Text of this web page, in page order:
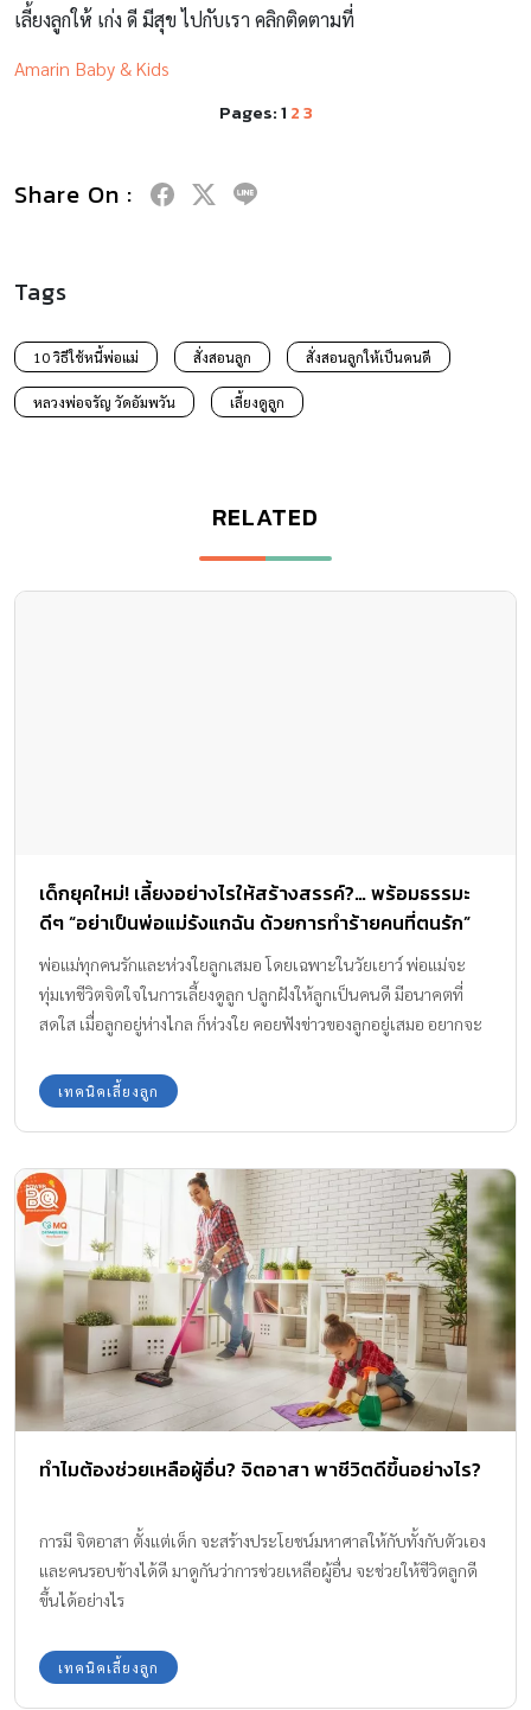
เลี้ยงลูกให้ เก่ง ดี มีสุข ไปกับเรา คลิกติดตามที่
Amarin Baby & Kids
Pages:1 23
Share On :
Tags
10 วิธีใช้หนี้พ่อแม่ สั่งสอนลูก สั่งสอนลูกให้เป็นคนดี
หลวงพ่อจรัญ วัดอัมพวัน เลี้ยงดูลูก
RELATED
เด็กยุคใหม่! เลี้ยงอย่างไรให้สร้างสรรค์?… พร้อมธรรมะ
ดีๆ “อย่าเป็นพ่อแม่รังแกฉัน ด้วยการทำร้ายคนที่ตนรัก”
จากพระอาจารย์ชาญชัย อธิปญฺโญ
พ่อแม่ทุกคนรักและห่วงใยลูกเสมอ โดยเฉพาะในวัยเยาว์ พ่อแม่จะ
ทุ่มเทชีวิตจิตใจในการเลี้ยงดูลูก ปลูกฝังให้ลูกเป็นคนดี มีอนาคตที่
สดใส เมื่อลูกอยู่ห่างไกล ก็ห่วงใย คอยฟังข่าวของลูกอยู่เสมอ อยากจะ
ของลูก เพราะนั่นทำให้พ่อแม่มีความทุกข์ใจไปด้วย พ่อแม่บางคนชอบ
ดุและเข้มงวดกวดขันกับลูก เพราะอยากให้ลูกได้ดี และคิดว่า หากชม
คนอื่นฟัง ทั้ง ๆ ที่เขาไม่อยากฟัง คนที่อยากฟังคือลูก แต่ไม่พูดให้ฟัง ซึ่ง
เป็นวิธีการที่ผิด ทำให้ลูกน้อยใจ คิดว่าทำดีแทบตายพ่อแม่ไม่เห็นความ
ดีของตนเลย พอทำผิดหน่อยเดียวกลับถูกดุด่าอยู่เป็นประจำ หรือไม่ก็
มีแต่คนชมพี่ ชมน้อง ชมคนอื่น ไม่เห็นมีใครชมตนเลย สิ่งนี้เป็นเงื่อน
ปมในจิตใจของลูก ทำให้ลูกรู้สึกว่าตนต่ำต้อยด้อยกว่าคนอื่น เป็นคน
ไม่มีคุณค่า ไม่มีใครต้องการ ลูกบางคนที่มีพื้นฐานจิตเป็นอกุศล ประชด
พ่อแม่ด้วยการใช้ชีวิตของตนไปในทางที่ผิด บางคนถึงกับเสียคน เสีย
อนาคตไปเลย เรื่องที่เกิดขึ้นน่าจะเป็นอุทาหรณ์สำหรับพ่อแม่และลูก
ทุกคน โดยเฉพาะพ่อแม่ซึ่งมีวุฒิภาวะมากกว่าลูก ความรักของพ่อแม่ที่มี
ต่อลูกอย่างเดียวยังไม่พอ ต้องรู้จักวิธีเลี้ยงลูกอย่างสร้างสรรค์ด้วย เมื่อ
ลูกทำดีก็ชม เมื่อทำผิดก็บอกกล่าวให้แก้ไขใช้คำพูดที่น่าฟังแทนคำดุด่า
ต้องรักอนาคตของตนด้วย …. มิฉะนั้น ทั้งพ่อแม่และลูกจะทำร้ายคนที่
ตนรักไปตลอดชีวิต – พระอาจารย์ชาญชัย อธิปญฺโญ – ส่วนหนึ่งจาก
นิตยสาร Secret จากคอลัมน์ True Story กว่าจะเข้าใจ…ก็ (เกือบ)
[…]
เทคนิคเลี้ยงลูก
ทำไมต้องช่วยเหลือผู้อื่น? จิตอาสา พาชีวิตดีขึ้นอย่างไร?
การมี จิตอาสา ตั้งแต่เด็ก จะสร้างประโยชน์มหาศาลให้กับทั้งกับตัวเอง
และคนรอบข้างได้ดี มาดูกันว่าการช่วยเหลือผู้อื่น จะช่วยให้ชีวิตลูกดี
ขึ้นได้อย่างไร
เทคนิคเลี้ยงลูก